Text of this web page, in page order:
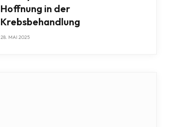
Hoffnung in der
Krebsbehandlung
28. MAI 2025